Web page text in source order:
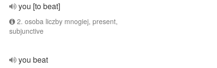
you [to beat]
2. osoba liczby mnogiej, present,
subjunctive
you beat